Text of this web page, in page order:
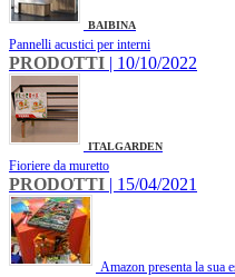
BAIBINA
Pannelli acustici per interni
PRODOTTI | 10/10/2022
ITALGARDEN
Fioriere da muretto
PRODOTTI | 15/04/2021
Amazon presenta la sua